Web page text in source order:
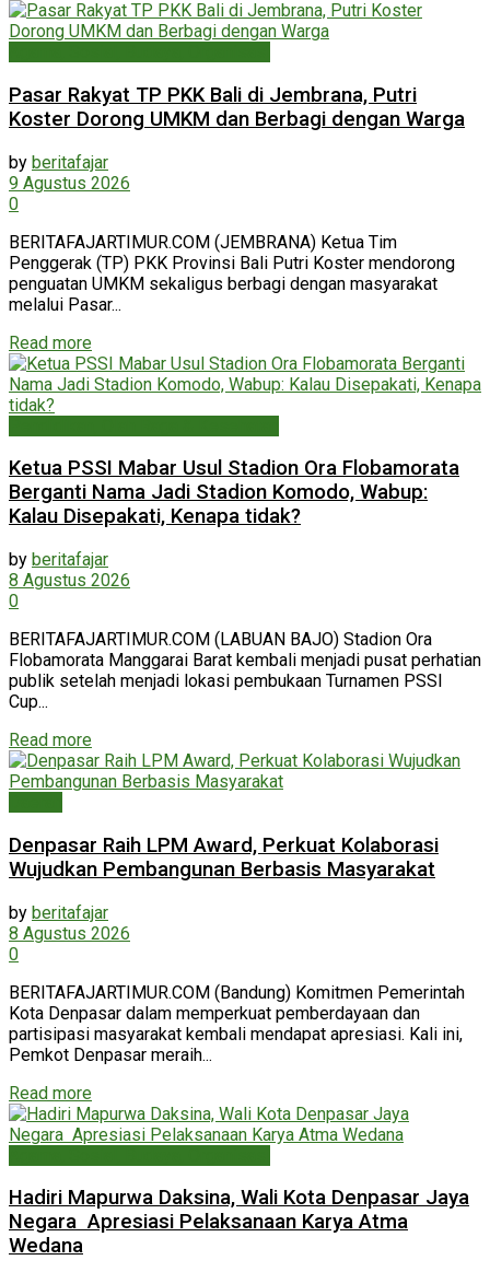
Pasar Rakyat TP PKK Bali di Jembrana, Putri
Koster Dorong UMKM dan Berbagi dengan Warga
by beritafajar
9 Agustus 2026
0
BERITAFAJARTIMUR.COM (JEMBRANA) Ketua Tim
Penggerak (TP) PKK Provinsi Bali Putri Koster mendorong
penguatan UMKM sekaligus berbagi dengan masyarakat
melalui Pasar...
Read more
Ketua PSSI Mabar Usul Stadion Ora Flobamorata
Berganti Nama Jadi Stadion Komodo, Wabup:
Kalau Disepakati, Kenapa tidak?
by beritafajar
8 Agustus 2026
0
BERITAFAJARTIMUR.COM (LABUAN BAJO) Stadion Ora
Flobamorata Manggarai Barat kembali menjadi pusat perhatian
publik setelah menjadi lokasi pembukaan Turnamen PSSI
Cup...
Read more
Denpasar Raih LPM Award, Perkuat Kolaborasi
Wujudkan Pembangunan Berbasis Masyarakat
by beritafajar
8 Agustus 2026
0
BERITAFAJARTIMUR.COM (Bandung) Komitmen Pemerintah
Kota Denpasar dalam memperkuat pemberdayaan dan
partisipasi masyarakat kembali mendapat apresiasi. Kali ini,
Pemkot Denpasar meraih...
Read more
Hadiri Mapurwa Daksina, Wali Kota Denpasar Jaya
Negara Apresiasi Pelaksanaan Karya Atma
Wedana